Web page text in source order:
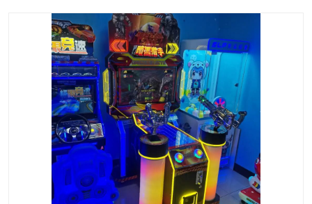
赛车回收 电玩城回收
模拟机回收 儿童机回收
游戏厅回收 *机回收